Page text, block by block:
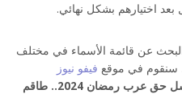
اختيارهم بشكل نهائي.
البحث عن قائمة الأسماء في مختلف
سنقوم في موقع فيفو نيوز
أسماء أبطال مسلسل حق عرب رمضان 2024.. طاقم